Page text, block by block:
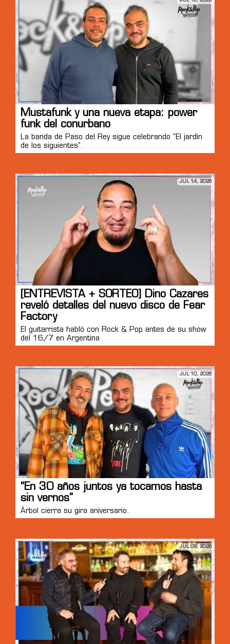
Mustafunk y una nueva etapa: power
funk del conurbano
La banda de Paso del Rey sigue celebrando "El jardín
de los siguientes".
JUL 14, 2026
[ENTREVISTA + SORTEO] Dino Cazares
reveló detalles del nuevo disco de Fear
Factory
El guitarrista habló con Rock & Pop antes de su show
del 16/7 en Argentina
JUL 10, 2026
“En 30 años juntos ya tocamos hasta
sin vernos”
Árbol cierra su gira aniversario.
JUL 08, 2026